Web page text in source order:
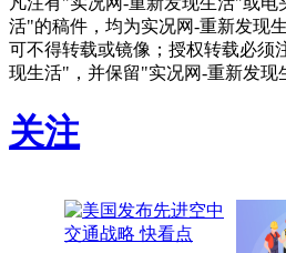
活"的稿件，均为实况网-重新发现
可不得转载或镜像；授权转载必须
现生活"，并保留"实况网-重新发现
关注